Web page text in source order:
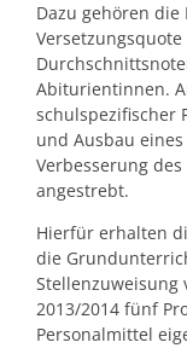
Dazu gehören
Abiturientinnen.
schulspezifischer
und Ausbau
Verbesserung
angestrebt.
Hierfür erhalten
die
Stellenzuweisung
2013/2014 fünf
Personalmittel